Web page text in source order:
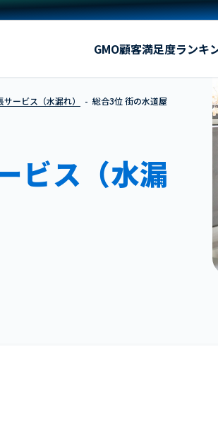
GMO顧客満足度ランキ
ービス（水漏れ）
総合3位 街の水道屋
ビス（水漏